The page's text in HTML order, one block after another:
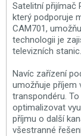
Satelitní přijímač
který podporuje
CAM701,
technologii je
televizních stanic.
Navíc zařízení
umožňuje příjem
transpondéru.
optimalizovat
příjmu o další
všestranné